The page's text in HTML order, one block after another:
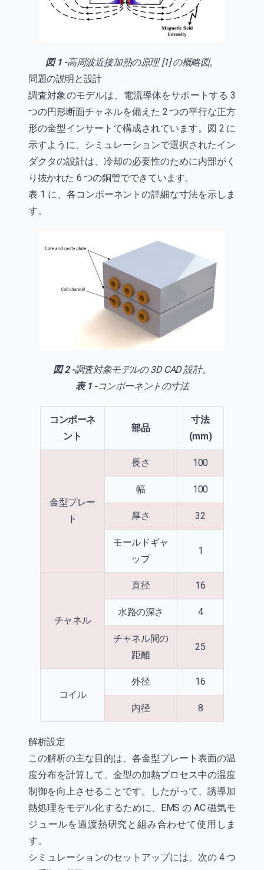
図 1 -高周波近接加熱の原理 [1] の概略図。
問題の説明と設計
調査対象のモデルは、電流導体をサポートする 3
つの円形断面チャネルを備えた 2 つの平行な正方
形の金型インサートで構成されています。図 2 に
示すように、シミュレーションで選択されたイン
ダクタの設計は、冷却の必要性のために内部がく
り抜かれた 6 つの銅管でできています。
表 1 に、各コンポーネントの詳細な寸法を示しま
す。
図 2 -調査対象モデルの 3D CAD 設計。
表 1 -コンポーネントの寸法
コンポーネ
ント
部品
寸法
(mm)
金型プレー
ト
長さ 100
幅 100
厚さ 32
モールドギャ
ップ
1
チャネル
直径 16
水路の深さ 4
チャネル間の
距離
25
コイル
外径 16
内径 8
解析設定
この解析の主な目的は、各金型プレート表面の温
度分布を計算して、金型の加熱プロセス中の温度
制御を向上させることです。したがって、誘導加
熱処理をモデル化するために、EMS の AC 磁気モ
ジュールを過渡熱研究と組み合わせて使用しま
す。
シミュレーションのセットアップには、次の 4 つ